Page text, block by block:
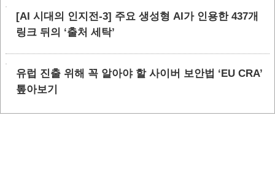
[AI 시대의 인지전-3] 주요 생성형 AI가 인용한 437개
링크 뒤의 ‘출처 세탁’
유럽 진출 위해 꼭 알아야 할 사이버 보안법 ‘EU CRA’
톺아보기